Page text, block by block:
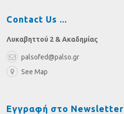
Contact Us
Λυκαβηττού 2 & Ακαδημίας
palsofed@palso.gr
See Map
Εγγραφή στο Newsletter